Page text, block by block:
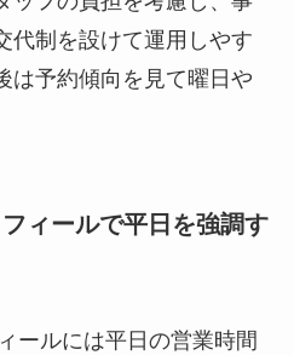
代制を設けて運用しやす
は予約傾向を見て曜日や
ィールで平日を強調す
ールには平日の営業時間